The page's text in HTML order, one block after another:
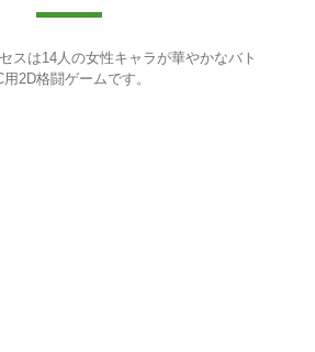
スは14人の女性キャラが華やかなバト
2D格闘ゲームです。